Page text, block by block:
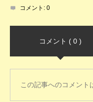
コメント: 0
コメント ( 0 )
この記事へのコメント